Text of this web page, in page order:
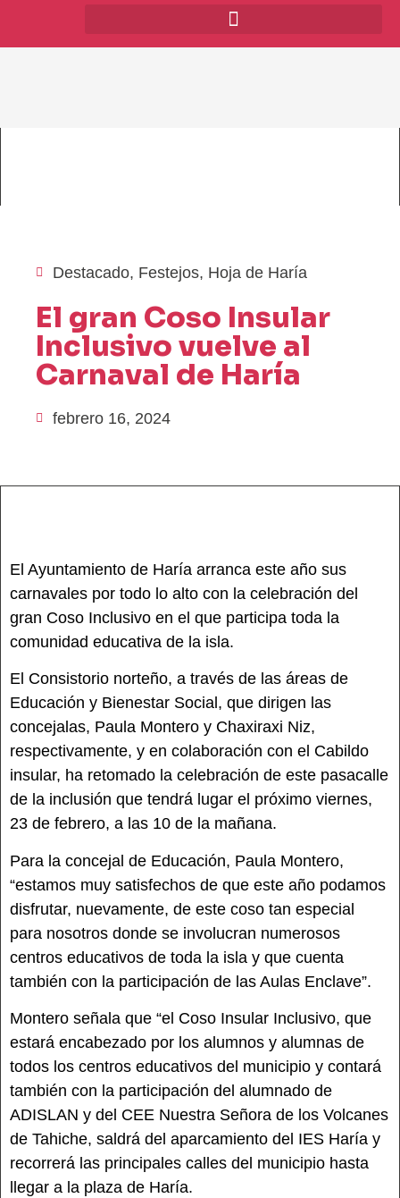
Destacado, Festejos, Hoja de Haría
El gran Coso Insular
Inclusivo vuelve al
Carnaval de Haría
febrero 16, 2024
El Ayuntamiento de Haría arranca este año sus
carnavales por todo lo alto con la celebración del
gran Coso Inclusivo en el que participa toda la
comunidad educativa de la isla.
El Consistorio norteño, a través de las áreas de
Educación y Bienestar Social, que dirigen las
concejalas, Paula Montero y Chaxiraxi Niz,
respectivamente, y en colaboración con el Cabildo
insular, ha retomado la celebración de este pasacalle
de la inclusión que tendrá lugar el próximo viernes,
23 de febrero, a las 10 de la mañana.
Para la concejal de Educación, Paula Montero,
“estamos muy satisfechos de que este año podamos
disfrutar, nuevamente, de este coso tan especial
para nosotros donde se involucran numerosos
centros educativos de toda la isla y que cuenta
también con la participación de las Aulas Enclave”.
Montero señala que “el Coso Insular Inclusivo, que
estará encabezado por los alumnos y alumnas de
todos los centros educativos del municipio y contará
también con la participación del alumnado de
ADISLAN y del CEE Nuestra Señora de los Volcanes
de Tahiche, saldrá del aparcamiento del IES Haría y
recorrerá las principales calles del municipio hasta
llegar a la plaza de Haría.